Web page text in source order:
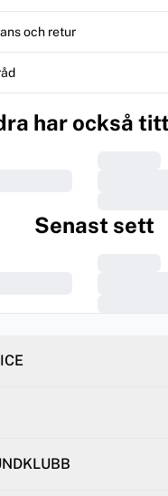
och retur
har också
Senast sett